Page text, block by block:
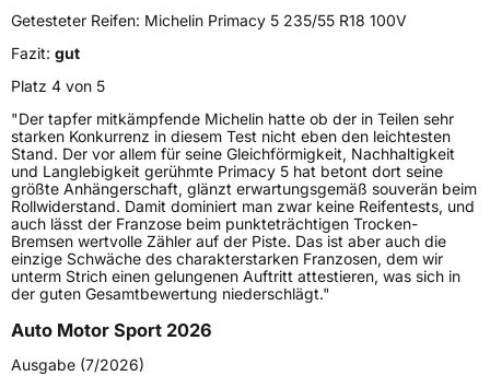
Modellname Primacy 5
Fahrzeugart
Weitere Eigenschaften
SchlauchtypTL
ZustandNeureifen
VerstärktXL
EU Label
EffizienzB
Getesteter Reifen: Michelin Primacy 5 235/55 R18 100V
Fazit: gut
Platz 4 von 5
"Der tapfer mitkämpfende Michelin hatte ob der in Teilen sehr
starken Konkurrenz in diesem Test nicht eben den leichtesten
Stand. Der vor allem für seine Gleichförmigkeit, Nachhaltigkeit
und Langlebigkeit gerühmte Primacy 5 hat betont dort seine
größte Anhängerschaft, glänzt erwartungsgemäß souverän beim
Rollwiderstand. Damit dominiert man zwar keine Reifentests, und
auch lässt der Franzose beim punkteträchtigen Trocken-
Bremsen wertvolle Zähler auf der Piste. Das ist aber auch die
einzige Schwäche des charakterstarken Franzosen, dem wir
unterm Strich einen gelungenen Auftritt attestieren, was sich in
der guten Gesamtbewertung niederschlägt."
Auto Motor Sport 2026
Ausgabe (7/2026)